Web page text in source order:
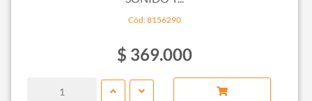
Cód: 8156290
$ 369.000